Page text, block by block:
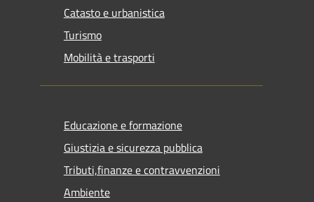
Catasto e urbanistica
Turismo
Mobilità e trasporti
Educazione e formazione
Giustizia e sicurezza pubblica
Tributi,finanze e contravvenzioni
Ambiente